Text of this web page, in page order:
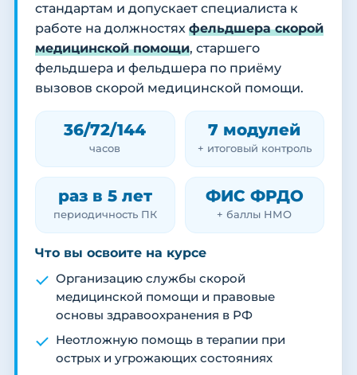
стандартам и допускает специалиста к
работе на должностях фельдшера скорой
медицинской помощи, старшего
фельдшера и фельдшера по приёму
вызовов скорой медицинской помощи.
36/72/144
часов
7 модулей
+ итоговый контроль
раз в 5 лет
периодичность ПК
ФИС ФРДО
+ баллы НМО
Что вы освоите на курсе
Организацию службы скорой
медицинской помощи и правовые
основы здравоохранения в РФ
Неотложную помощь в терапии при
острых и угрожающих состояниях